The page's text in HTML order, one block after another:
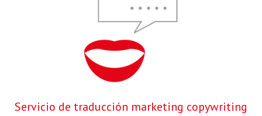
Servicio de traducción marketing copywriting